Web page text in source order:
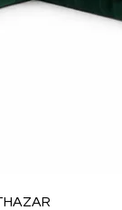
rapide